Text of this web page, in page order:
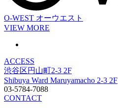
O-WEST オーウエスト
VIEW MORE
ACCESS
渋谷区円山町2-3 2F
Shibuya Ward Maruyamacho 2-3 2F
03-5784-7088
CONTACT